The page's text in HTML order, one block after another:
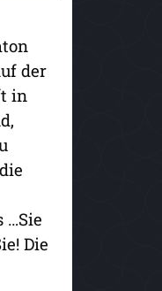
der
in
…Sie
Die